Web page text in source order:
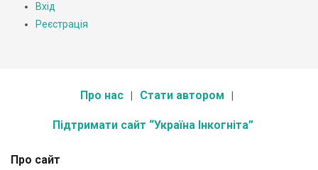
Вхід
Реєстрація
Про нас Стати автором
Підтримати сайт “Україна Інкогніта”
Про сайт